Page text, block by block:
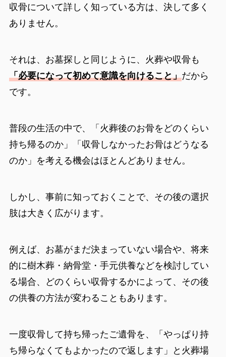
収骨について詳しく知っている方は、決して多く
ありません。
それは、お墓探しと同じように、火葬や収骨も
「必要になって初めて意識を向けること」だから
です。
普段の生活の中で、「火葬後のお骨をどのくらい
持ち帰るのか」「収骨しなかったお骨はどうなる
のか」を考える機会はほとんどありません。
しかし、事前に知っておくことで、その後の選択
肢は大きく広がります。
例えば、お墓がまだ決まっていない場合や、将来
的に樹木葬・納骨堂・手元供養などを検討してい
る場合、どのくらい収骨するかによって、その後
の供養の方法が変わることもあります。
一度収骨して持ち帰ったご遺骨を、「やっぱり持
ち帰らなくてもよかったので返します」と火葬場